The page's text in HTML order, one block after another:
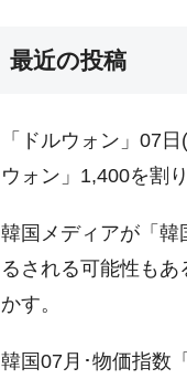
最近の投稿
「ドルウォン」07
ウォン」1,400を割り
韓国メディアが「韓
るされる可能性も
かす。
韓国07月･物価指数